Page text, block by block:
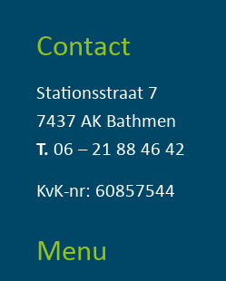
Contact
Stationsstraat 7
7437 AK Bathmen
T. 06 – 21 88 46 42
KvK-nr: 60857544
Menu